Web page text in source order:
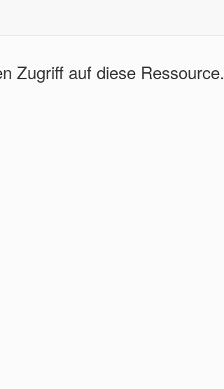
Zugriff auf diese Ressource.